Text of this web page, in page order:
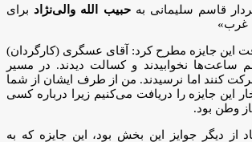
قاسم سلیمانی بهحبیب الله والی‌نژاد برای
غرب»
این جایزه مطرح کرد: آقای عسگری (کارگردان)
ساعت‌ها نخوابیدند و کسالت دیدند. در مسیر
کنند اما نرسیدند. من از طرف ایشان از شما
این جایزه را دریافت می‌کنیم زیرا درباره کسی
وطن بود.
از دیگر جوایز این بخش بود، این جایزه که به